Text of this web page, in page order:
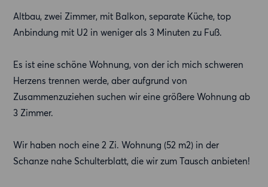
Altbau, zwei Zimmer, mit Balkon, separate Küche, top
Anbindung mit U2 in weniger als 3 Minuten zu Fuß.
Es ist eine schöne Wohnung, von der ich mich schweren
Herzens trennen werde, aber aufgrund von
Zusammenzuziehen suchen wir eine größere Wohnung ab
3 Zimmer.
Wir haben noch eine 2 Zi. Wohnung (52 m2) in der
Schanze nahe Schulterblatt, die wir zum Tausch anbieten!